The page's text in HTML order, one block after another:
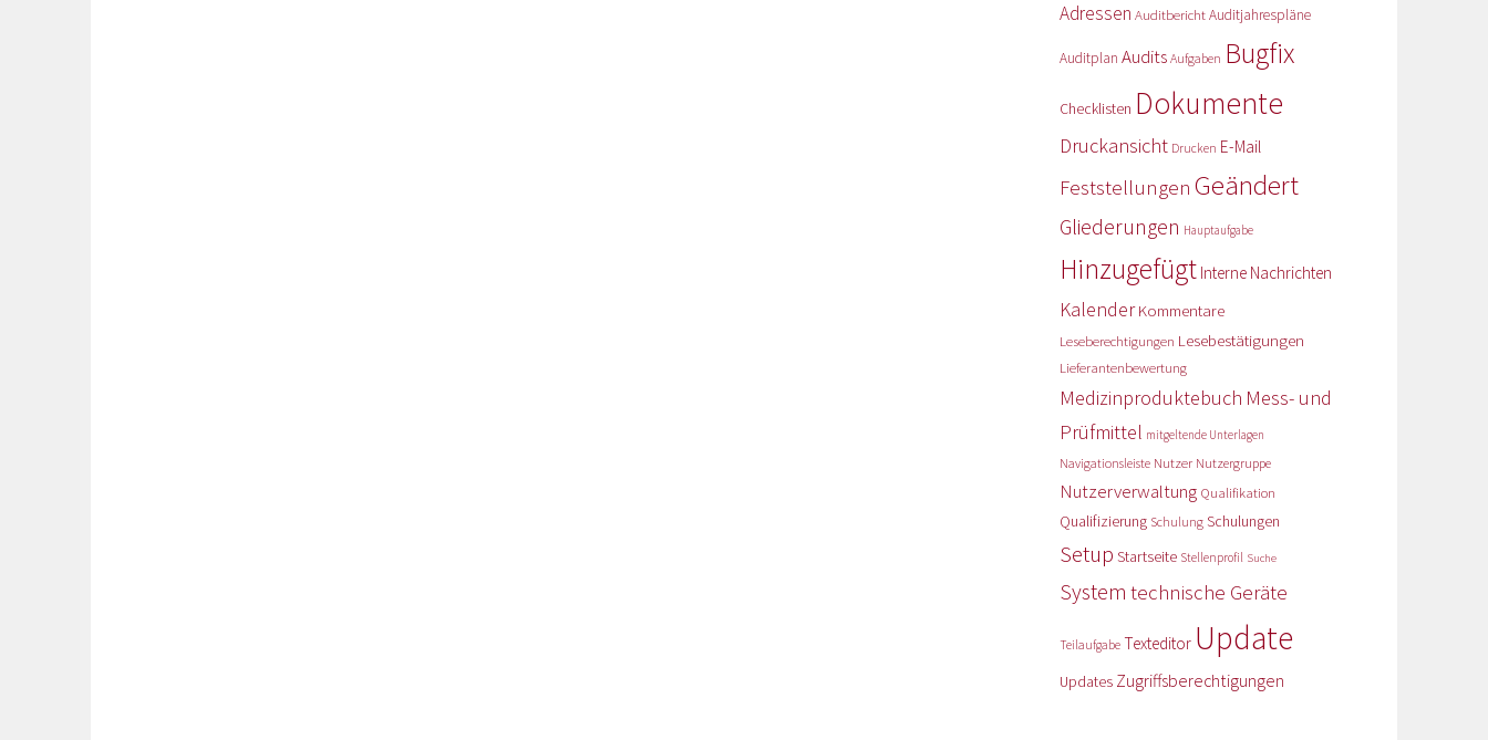
Adressen AuditberichtAuditjahrespläne
Auditplan Audits Aufgaben Bugfix
Checklisten Dokumente
Druckansicht Drucken E-Mail
Feststellungen Geändert
Gliederungen Hauptaufgabe
Hinzugefügt Interne Nachrichten
Kalender Kommentare
Leseberechtigungen Lesebestätigungen
Lieferantenbewertung
Medizinproduktebuch Mess- und
Prüfmittel mitgeltende Unterlagen
Navigationsleiste Nutzer Nutzergruppe
Nutzerverwaltung Qualifikation
Qualifizierung Schulung Schulungen
Setup Startseite Stellenprofil Suche
System technische Geräte
Teilaufgabe Texteditor Update
Updates Zugriffsberechtigungen